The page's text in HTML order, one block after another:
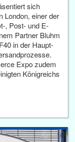
sich
London, einer der
, Post- und E-
Partner Bluhm
in der Haupt­
Expo zudem
Königreichs